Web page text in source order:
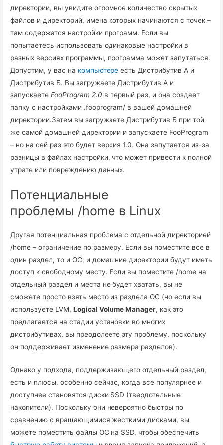
директории, вы увидите огромное количество скрытых
файлов и директорий, имена которых начинаются с точек –
там содержатся настройки программ. Если вы
попытаетесь использовать одинаковые настройки в
разных версиях программы, программа может запутаться.
Допустим, у вас на компьютере есть Дистрибутив A и
Дистрибутив Б. Вы загружаете Дистрибутив А и
запускаетеFooProgram 2.0 в первый раз, и она создает
папку с настройками .fooprogram/ в вашей домашней
директории.Затем вы загружаете Дистрибутив Б при той
же самой домашней директории и запускаете FooProgram
– но на сей раз это будет версия 1.0. Она запутается из-за
разницы в файлах настройки, что может привести к полной
утрате или повреждению данных.
Потенциальные
проблемы /home в Linux
Другая потенциальная проблема с отдельной директорией
/home – ограничение по размеру. Если вы поместите все в
один раздел, то и ОС, и домашние директории будут иметь
доступ к свободному месту. Если вы поместите /home на
отдельный раздел и места не будет хватать, вы не
сможете просто взять место из раздела ОС (но если вы
используете LVM,Logical Volume Manager, как это
предлагается на стадии установки во многих
дистрибутивах, вы преодолеете эту проблему, поскольку
он поддерживает изменение размера разделов).
Однако у подхода, поддерживающего отдельный раздел,
есть и плюсы, особенно сейчас, когда все популярнее и
доступнее становятся диски SSD (твердотельные
накопители). Поскольку они невероятно быстры по
сравнению с вращающимися жесткими дисками, вы
можете поместить файлы ОС на SSD, чтобы обеспечить